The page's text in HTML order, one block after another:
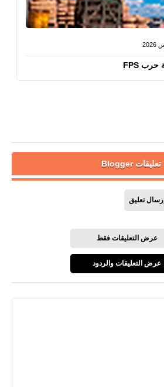
تعليقات Blogger
إرسال تعليق
عرض التعليقات فقط
عرض التعليقات والردود